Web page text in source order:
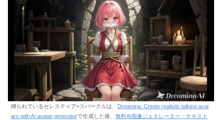
縛られているセレスティア=スパークルは、
Dreamina: Create realistic talking avat
ars with AI avatar generatorで生成した後、 無料AI画像ジェネレーター：テキスト